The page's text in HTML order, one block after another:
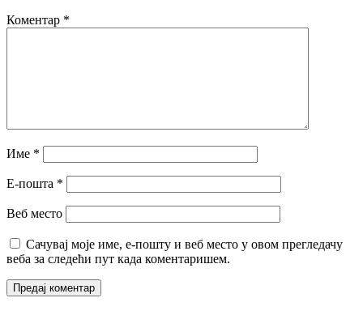
Коментар *
Име *
Е-пошта *
Веб место
Сачувај моје име, е-пошту и веб место у овом прегледачу
веба за следећи пут када коментаришем.